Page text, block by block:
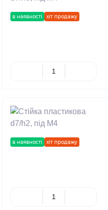
в наявності хіт продажу
в наявності хіт продажу